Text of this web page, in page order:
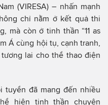
(VIRESA) – nhấn mạnh
chỉ nằm ở kết quả thi
mà còn ở tinh thần “11 as
Á cùng hội tụ, cạnh tranh,
lai cho thể thao điện
tuyển đã mang đến nhiều
hiện tinh thần chuyên